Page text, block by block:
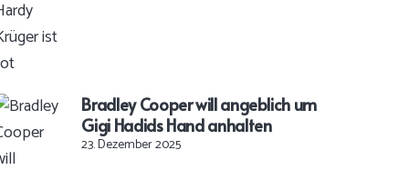
Bradley Cooper will angeblich um
Gigi Hadids Hand anhalten
23. Dezember 2025